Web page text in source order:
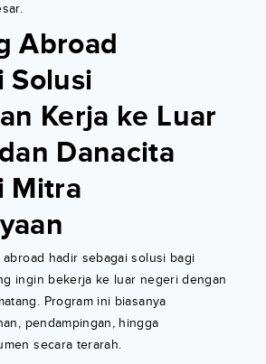
Abroad
Solusi
Kerja ke Luar
Danacita
Mitra
hadir sebagai solusi bagi
ingin bekerja ke luar negeri dengan
Program ini biasanya
pendampingan, hingga
secara terarah.